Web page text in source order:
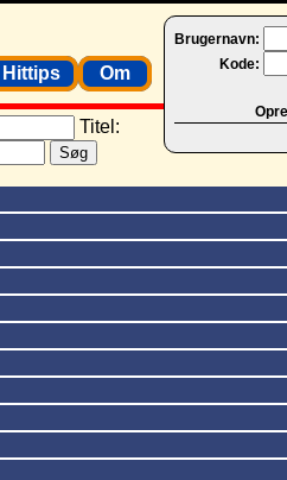
Brugernavn:
Kode:
Hittips Om
Titel: